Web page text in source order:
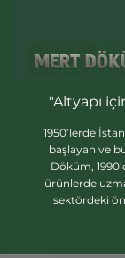
"Altyapı
1950’lerde
başlayan ve
Döküm,
ürünlerde
sektördeki